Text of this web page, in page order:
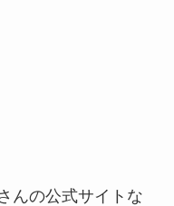
んの公式サイトな